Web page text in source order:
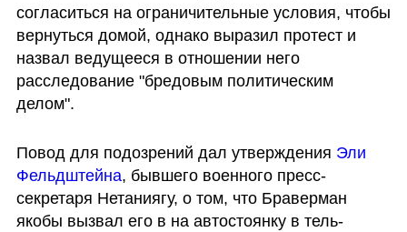
согласиться на ограничительные условия, чтобы
вернуться домой, однако выразил протест и
назвал ведущееся в отношении него
расследование "бредовым политическим
делом".
Повод для подозрений дал утверждения Эли
Фельдштейна, бывшего военного пресс-
секретаря Нетаниягу, о том, что Браверман
якобы вызвал его в на автостоянку в тель-